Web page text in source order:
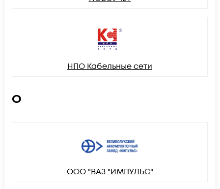
НПО Кабельные сети
О
ООО "ВАЗ "ИМПУЛЬС"